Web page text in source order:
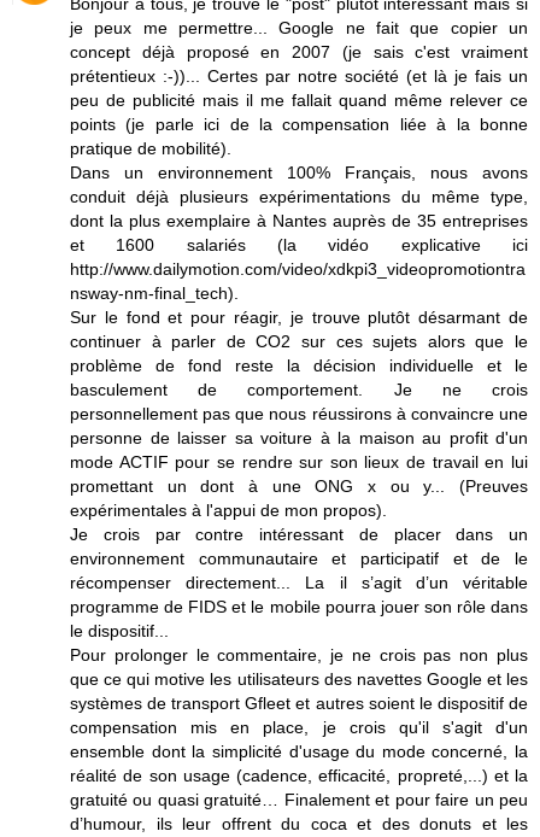
Bonjour à tous, je trouve le "post" plutôt intéressant mais si
je peux me permettre... Google ne fait que copier un
concept déjà proposé en 2007 (je sais c'est vraiment
prétentieux :-))... Certes par notre société (et là je fais un
peu de publicité mais il me fallait quand même relever ce
points (je parle ici de la compensation liée à la bonne
pratique de mobilité).
Dans un environnement 100% Français, nous avons
conduit déjà plusieurs expérimentations du même type,
dont la plus exemplaire à Nantes auprès de 35 entreprises
et 1600 salariés (la vidéo explicative ici
http://www.dailymotion.com/video/xdkpi3_videopromotiontra
nsway-nm-final_tech).
Sur le fond et pour réagir, je trouve plutôt désarmant de
continuer à parler de CO2 sur ces sujets alors que le
problème de fond reste la décision individuelle et le
basculement de comportement. Je ne crois
personnellement pas que nous réussirons à convaincre une
personne de laisser sa voiture à la maison au profit d'un
mode ACTIF pour se rendre sur son lieux de travail en lui
promettant un dont à une ONG x ou y... (Preuves
expérimentales à l'appui de mon propos).
Je crois par contre intéressant de placer dans un
environnement communautaire et participatif et de le
récompenser directement... La il s’agit d’un véritable
programme de FIDS et le mobile pourra jouer son rôle dans
le dispositif...
Pour prolonger le commentaire, je ne crois pas non plus
que ce qui motive les utilisateurs des navettes Google et les
systèmes de transport Gfleet et autres soient le dispositif de
compensation mis en place, je crois qu'il s'agit d'un
ensemble dont la simplicité d'usage du mode concerné, la
réalité de son usage (cadence, efficacité, propreté,...) et la
gratuité ou quasi gratuité… Finalement et pour faire un peu
d’humour, ils leur offrent du coca et des donuts et les